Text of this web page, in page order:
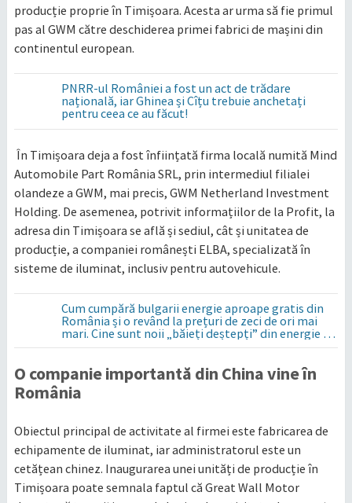
producție proprie în Timișoara. Acesta ar urma să fie primul
pas al GWM către deschiderea primei fabrici de mașini din
continentul european.
PNRR-ul României a fost un act de trădare
națională, iar Ghinea și Cîțu trebuie anchetați
pentru ceea ce au făcut!
În Timișoara deja a fost înființată firma locală numită Mind
Automobile Part România SRL, prin intermediul filialei
olandeze a GWM, mai precis, GWM Netherland Investment
Holding. De asemenea, potrivit informațiilor de la Profit, la
adresa din Timișoara se află și sediul, cât și unitatea de
producție, a companiei românești ELBA, specializată în
sisteme de iluminat, inclusiv pentru autovehicule.
Cum cumpără bulgarii energie aproape gratis din
România și o revând la prețuri de zeci de ori mai
mari. Cine sunt noii „băieți deștepți” din energie de
la sud de Dunăre
O companie importantă din China vine în
România
Obiectul principal de activitate al firmei este fabricarea de
echipamente de iluminat, iar administratorul este un
cetățean chinez. Inaugurarea unei unități de producție în
Timișoara poate semnala faptul că Great Wall Motor